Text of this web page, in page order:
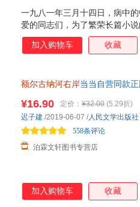
一九八一年三月十四日，病中
爱的同志们，为了繁荣长篇小
协，作为设立一个长篇小说文
自知病将不起，我衷心地祝愿
的当代长篇小说文库中的翘楚
出版的获奖作品。二〇〇四年
议、推动与大力支持下，我们
努力保持全集的
加入购物车 收藏
额尔古纳河右岸当当自营同款
¥16.90 定价： ¥32.00 (5.29折)
泊霖文轩图书专营店
558条评论
迟子建 /2019-06-07 /人民文学出版社
加入购物车 收藏